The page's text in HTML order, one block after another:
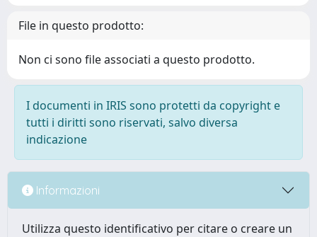
File in questo prodotto:
Non ci sono file associati a questo prodotto.
I documenti in IRIS sono protetti da copyright e
tutti i diritti sono riservati, salvo diversa
indicazione
Informazioni
Utilizza questo identificativo per citare o creare un